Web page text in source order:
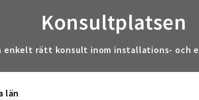
Konsultplatsen
enkelt rätt konsult inom installations- och
län